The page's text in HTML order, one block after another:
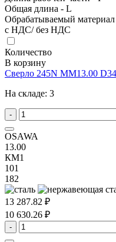
Общая длина - L
Обрабатываемый материал
с НДС/ без НДС
Количество
В корзину
Сверло 245N MM13.00
На складе: 3
-
OSAWA
13.00
КМ1
101
182
13 287.82 ₽
10 630.26 ₽
-